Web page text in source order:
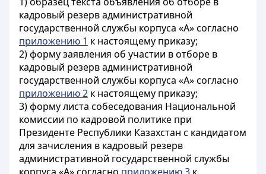
кадровый резерв административной
государственной службы корпуса «А» согласно
приложению 1 к настоящему приказу;
2) форму заявления об участии в отборе в
кадровый резерв административной
государственной службы корпуса «А» согласно
приложению 2 к настоящему приказу;
3) форму листа собеседования Национальной
комиссии по кадровой политике при
Президенте Республики Казахстан с кандидатом
для зачисления в кадровый резерв
административной государственной службы